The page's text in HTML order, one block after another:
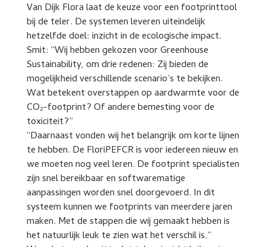
Van Dijk Flora laat de keuze voor een footprinttool
bij de teler. De systemen leveren uiteindelijk
hetzelfde doel: inzicht in de ecologische impact.
Smit: “Wij hebben gekozen voor Greenhouse
Sustainability, om drie redenen: Zij bieden de
mogelijkheid verschillende scenario’s te bekijken.
Wat betekent overstappen op aardwarmte voor de
CO₂-footprint? Of andere bemesting voor de
toxiciteit?”
“Daarnaast vonden wij het belangrijk om korte lijnen
te hebben. De FloriPEFCR is voor iedereen nieuw en
we moeten nog veel leren. De footprint specialisten
zijn snel bereikbaar en softwarematige
aanpassingen worden snel doorgevoerd. In dit
systeem kunnen we footprints van meerdere jaren
maken. Met de stappen die wij gemaakt hebben is
het natuurlijk leuk te zien wat het verschil is.”